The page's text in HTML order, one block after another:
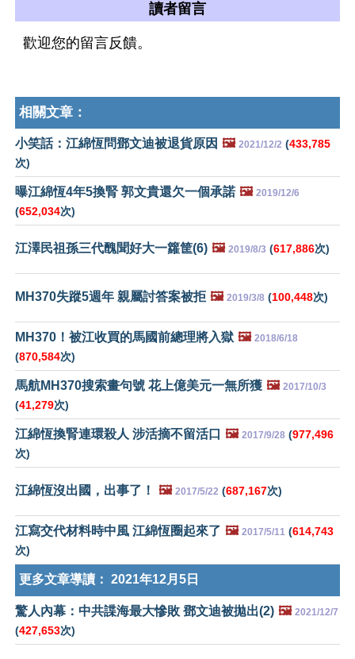
讀者留言
歡迎您的留言反饋。
相關文章：
小笑話：江綿恆問鄧文迪被退貨原因 🖼️ 2021/12/2 (433,785
次)
曝江綿恆4年5換腎 郭文貴還欠一個承諾 🖼️ 2019/12/6
(652,034次)
江澤民祖孫三代醜聞好大一籮筐(6) 🖼️ 2019/8/3 (617,886次)
MH370失蹤5週年 親屬討答案被拒 🖼️ 2019/3/8 (100,448次)
MH370！被江收買的馬國前總理將入獄 🖼️ 2018/6/18
(870,584次)
馬航MH370搜索畫句號 花上億美元一無所獲 🖼️ 2017/10/3
(41,279次)
江綿恆換腎連環殺人 涉活摘不留活口 🖼️ 2017/9/28 (977,496
次)
江綿恆沒出國，出事了！ 🖼️ 2017/5/22 (687,167次)
江寫交代材料時中風 江綿恆圈起來了 🖼️ 2017/5/11 (614,743
次)
更多文章導讀： 2021年12月5日
驚人內幕：中共諜海最大慘敗 鄧文迪被拋出(2) 🖼️ 2021/12/7
(427,653次)